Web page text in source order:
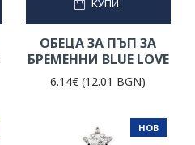
ОБЕЦА ЗА ПЪП ЗА
БРЕМЕННИ BLUE LOVE
6.14€ (12.01 BGN)
КУПИ
НОВ